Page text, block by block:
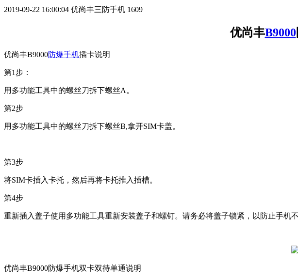
2019-09-22 16:00:04 优尚丰三防手机 1609
优尚丰B9000
优尚丰B9000防爆手机插卡说明
第1步：
用多功能工具中的螺丝刀拆下螺丝A。
第2步
用多功能工具中的螺丝刀拆下螺丝B,拿开SIM卡盖。
第3步
将SIM卡插入卡托，然后再将卡托推入插槽。
第4步
重新插入盖子使用多功能工具重新安装盖子和螺钉。请务必将盖子锁紧，以防止手机不
优尚丰B9000防爆手机双卡双待单通说明